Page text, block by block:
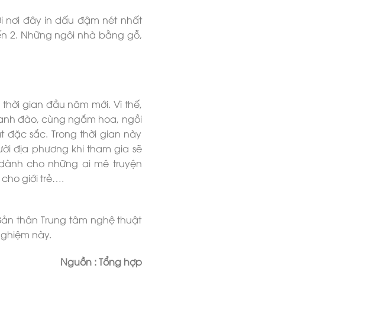
nơi đây in dấu đậm nét nhất
2. Những ngôi nhà bằng gỗ,
gian đầu năm mới. Vì thế,
đào, cùng ngắm hoa, ngồi
sắc. Trong thời gian này
địa phương khi tham gia sẽ
cho những ai mê truyện
cho giới trẻ….
thân Trung tâm nghệ thuật
này.
Nguồn : Tổng hợp